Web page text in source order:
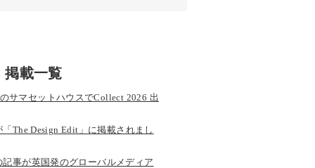
掲載一覧
サマセットハウスでCollect 2026 出
「The Design Edit」に掲載されまし
記事が英国発のグローバルメディア